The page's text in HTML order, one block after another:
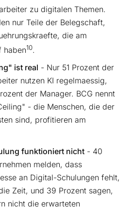
zu digitalen Themen.
nur Teile der Belegschaft,
die am
haben10.
ist real - Nur 51 Prozent der
nutzen KI regelmaessig,
der Manager. BCG nennt
- die Menschen, die der
sind, profitieren am
funktioniert nicht - 40
melden, dass
an Digital-Schulungen fehlt,
Zeit, und 39 Prozent sagen,
nicht die erwarteten